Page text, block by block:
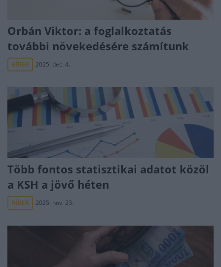
Orbán Viktor: a foglalkoztatás
további növekedésére számítunk
HÍREK 2025. dec. 4.
Több fontos statisztikai adatot közöl
a KSH a jövő héten
HÍREK 2025. nov. 23.